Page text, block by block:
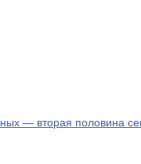
— вторая половина